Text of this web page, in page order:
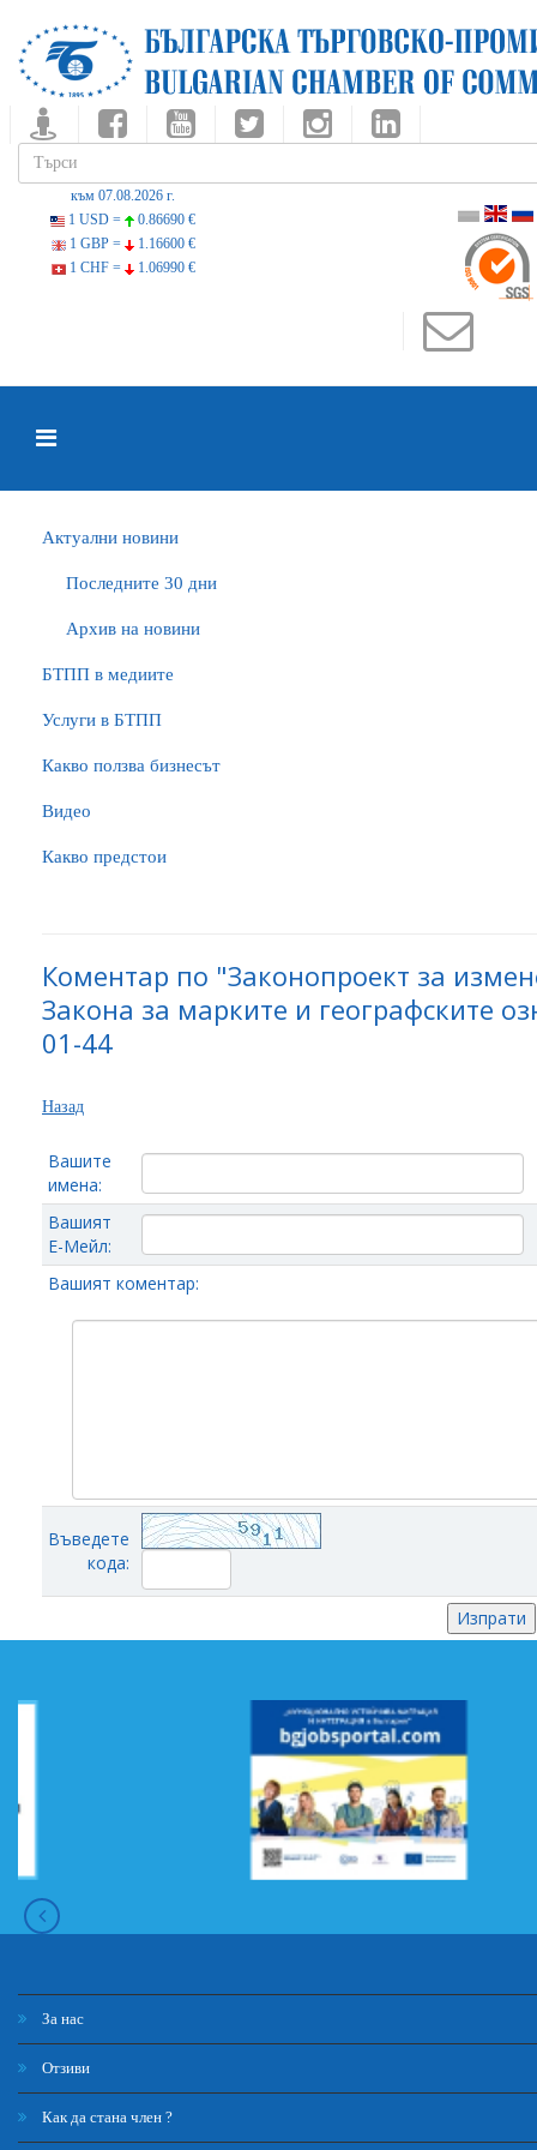
към 07.08.2026 г.
1 USD =
0.86690 €
1 GBP =
1.16600 €
1 CHF =
1.06990 €
Актуални новини
Последните 30 дни
Архив на новини
БTПП в медиите
Услуги в БТПП
Какво ползва бизнесът
Видео
Какво предстои
Коментар по "Законопроект за
Закона за марките и географските
01-44
Назад
Вашите
имена:
Вашият
Е-Мейл:
Вашият коментар:
Въведете
кода:
За нас
Отзиви
Как да стана член ?